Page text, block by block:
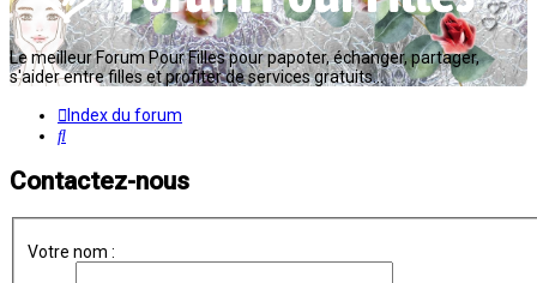
Le meilleur Forum Pour Filles pour papoter, échanger, partager,
s'aider entre filles et profiter de services gratuits...
Index du forum
Rechercher
Contactez-nous
Votre nom :